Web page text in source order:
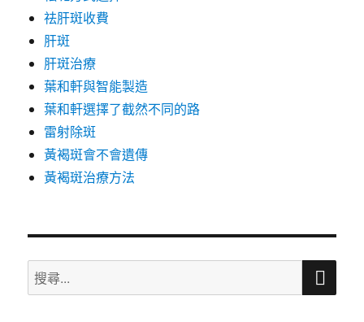
祛肝斑收費
肝斑
肝斑治療
葉和軒與智能製造
葉和軒選擇了截然不同的路
雷射除斑
黃褐斑會不會遺傳
黃褐斑治療方法
搜
尋
搜